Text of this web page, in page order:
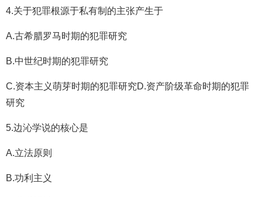
4.关于犯罪根源于私有制的主张产生于
A.古希腊罗马时期的犯罪研究
B.中世纪时期的犯罪研究
C.资本主义萌芽时期的犯罪研究D.资产阶级革命时期的犯罪
研究
5.边沁学说的核心是
A.立法原则
B.功利主义